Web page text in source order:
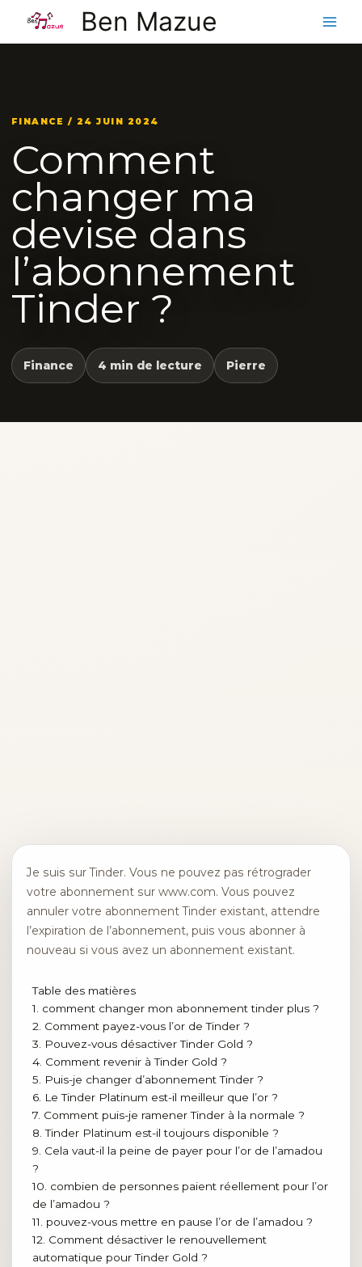
contenu
Ben Mazue
FINANCE / 24 JUIN 2024
Comment
changer ma
devise dans
l’abonnement
Tinder ?
Finance 4 min de lecture Pierre
Je suis sur Tinder. Vous ne pouvez pas rétrograder
votre abonnement sur www.com. Vous pouvez
annuler votre abonnement Tinder existant, attendre
l’expiration de l’abonnement, puis vous abonner à
nouveau si vous avez un abonnement existant.
Table des matières
1. comment changer mon abonnement tinder plus ?
2. Comment payez-vous l’or de Tinder ?
3. Pouvez-vous désactiver Tinder Gold ?
4. Comment revenir à Tinder Gold ?
5. Puis-je changer d’abonnement Tinder ?
6. Le Tinder Platinum est-il meilleur que l’or ?
7. Comment puis-je ramener Tinder à la normale ?
8. Tinder Platinum est-il toujours disponible ?
9. Cela vaut-il la peine de payer pour l’or de l’amadou
?
10. combien de personnes paient réellement pour l’or
de l’amadou ?
11. pouvez-vous mettre en pause l’or de l’amadou ?
12. Comment désactiver le renouvellement
automatique pour Tinder Gold ?